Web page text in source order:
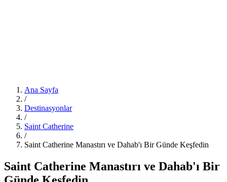
Ana Sayfa
/
Destinasyonlar
/
Saint Catherine
/
Saint Catherine Manastırı ve Dahab'ı Bir Günde Keşfedin
Saint Catherine Manastırı ve Dahab'ı Bir